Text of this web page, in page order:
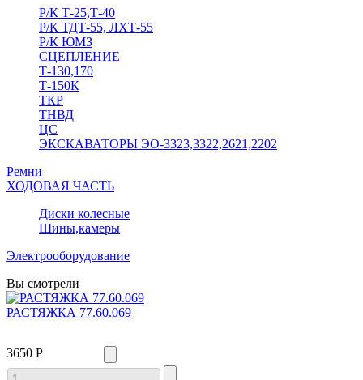
Р/К Т-25,Т-40
Р/К ТДТ-55, ЛХТ-55
Р/К ЮМЗ
СЦЕПЛЕНИЕ
Т-130,170
Т-150К
ТКР
ТНВД
ЦС
ЭКСКАВАТОРЫ ЭО-3323,3322,2621,2202
Ремни
ХОДОВАЯ ЧАСТЬ
Диски колесные
Шины,камеры
Электрооборудование
Вы смотрели
РАСТЯЖКА 77.60.069
3650 Р